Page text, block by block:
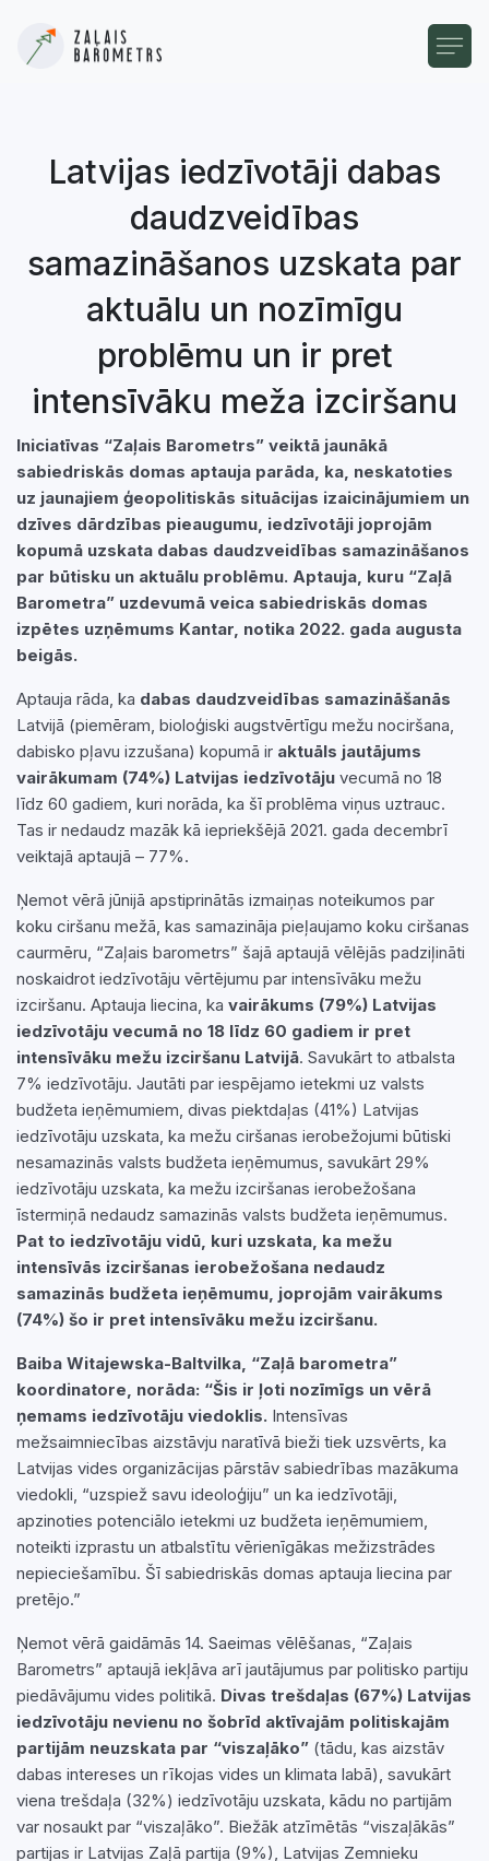
Latvijas iedzīvotāji dabas
daudzveidības
samazināšanos uzskata par
aktuālu un nozīmīgu
problēmu un ir pret
intensīvāku meža izciršanu
Iniciatīvas “Zaļais Barometrs” veiktā jaunākā
sabiedriskās domas aptauja parāda, ka, neskatoties
uz jaunajiem ģeopolitiskās situācijas izaicinājumiem un
dzīves dārdzības pieaugumu, iedzīvotāji joprojām
kopumā uzskata dabas daudzveidības samazināšanos
par būtisku un aktuālu problēmu. Aptauja, kuru “Zaļā
Barometra” uzdevumā veica sabiedriskās domas
izpētes uzņēmums Kantar, notika 2022. gada augusta
beigās.
Aptauja rāda, ka dabas daudzveidības samazināšanās
Latvijā (piemēram, bioloģiski augstvērtīgu mežu nociršana,
dabisko pļavu izzušana) kopumā ir aktuāls jautājums
vairākumam (74%) Latvijas iedzīvotāju vecumā no 18
līdz 60 gadiem, kuri norāda, ka šī problēma viņus uztrauc.
Tas ir nedaudz mazāk kā iepriekšējā 2021. gada decembrī
veiktajā aptaujā – 77%.
Ņemot vērā jūnijā apstiprinātās izmaiņas noteikumos par
koku ciršanu mežā, kas samazināja pieļaujamo koku ciršanas
caurmēru, “Zaļais barometrs” šajā aptaujā vēlējās padziļināti
noskaidrot iedzīvotāju vērtējumu par intensīvāku mežu
izciršanu. Aptauja liecina, ka vairākums (79%) Latvijas
iedzīvotāju vecumā no 18 līdz 60 gadiem ir pret
intensīvāku mežu izciršanu Latvijā. Savukārt to atbalsta
7% iedzīvotāju. Jautāti par iespējamo ietekmi uz valsts
budžeta ieņēmumiem, divas piektdaļas (41%) Latvijas
iedzīvotāju uzskata, ka mežu ciršanas ierobežojumi būtiski
nesamazinās valsts budžeta ieņēmumus, savukārt 29%
iedzīvotāju uzskata, ka mežu izciršanas ierobežošana
īstermiņā nedaudz samazinās valsts budžeta ieņēmumus.
Pat to iedzīvotāju vidū, kuri uzskata, ka mežu
intensīvās izciršanas ierobežošana nedaudz
samazinās budžeta ieņēmumu, joprojām vairākums
(74%) šo ir pret intensīvāku mežu izciršanu.
Baiba Witajewska-Baltvilka, “Zaļā barometra”
koordinatore, norāda: “Šis ir ļoti nozīmīgs un vērā
ņemams iedzīvotāju viedoklis. Intensīvas
mežsaimniecības aizstāvju naratīvā bieži tiek uzsvērts, ka
Latvijas vides organizācijas pārstāv sabiedrības mazākuma
viedokli, “uzspiež savu ideoloģiju” un ka iedzīvotāji,
apzinoties potenciālo ietekmi uz budžeta ieņēmumiem,
noteikti izprastu un atbalstītu vērienīgākas mežizstrādes
nepieciešamību. Šī sabiedriskās domas aptauja liecina par
pretējo.”
Ņemot vērā gaidāmās 14. Saeimas vēlēšanas, “Zaļais
Barometrs” aptaujā iekļāva arī jautājumus par politisko partiju
piedāvājumu vides politikā. Divas trešdaļas (67%) Latvijas
iedzīvotāju nevienu no šobrīd aktīvajām politiskajām
partijām neuzskata par “viszaļāko” (tādu, kas aizstāv
dabas intereses un rīkojas vides un klimata labā), savukārt
viena trešdaļa (32%) iedzīvotāju uzskata, kādu no partijām
var nosaukt par “viszaļāko”. Biežāk atzīmētās “viszaļākās”
partijas ir Latvijas Zaļā partija (9%), Latvijas Zemnieku